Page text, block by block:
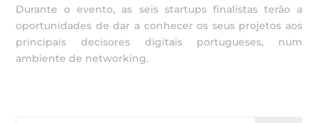
Durante o evento, as seis startups finalistas terão a
oportunidades de dar a conhecer os seus projetos aos
principais decisores digitais portugueses, num
ambiente de networking.